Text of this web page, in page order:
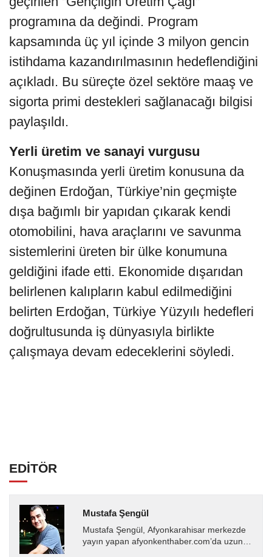
programına da değindi. Program
kapsamında üç yıl içinde 3 milyon gencin
istihdama kazandırılmasının hedeflendiğini
açıkladı. Bu süreçte özel sektöre maaş ve
sigorta primi destekleri sağlanacağı bilgisi
paylaşıldı.
Yerli üretim ve sanayi vurgusu
Konuşmasında yerli üretim konusuna da
değinen Erdoğan, Türkiye’nin geçmişte
dışa bağımlı bir yapıdan çıkarak kendi
otomobilini, hava araçlarını ve savunma
sistemlerini üreten bir ülke konumuna
geldiğini ifade etti. Ekonomide dışarıdan
belirlenen kalıpların kabul edilmediğini
belirten Erdoğan, Türkiye Yüzyılı hedefleri
doğrultusunda iş dünyasıyla birlikte
çalışmaya devam edeceklerini söyledi.
EDİTÖR
Mustafa Şengül
Mustafa Şengül, Afyonkarahisar merkezde
yayın yapan afyonkenthaber.com’da uzun